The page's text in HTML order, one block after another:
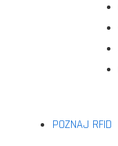
POZNAJ RFID